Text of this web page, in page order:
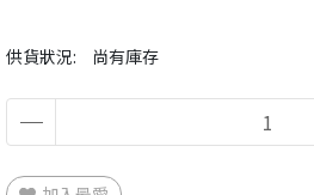
供貨狀況: 尚有庫存